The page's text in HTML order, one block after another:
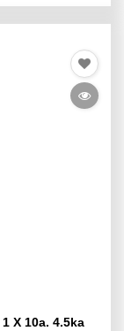
X 10a. 4.5ka